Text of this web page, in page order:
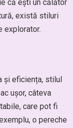
că ești un călător
există stiluri
explorator.
și eficiența, stilul
ușor, câteva
care pot fi
o pereche